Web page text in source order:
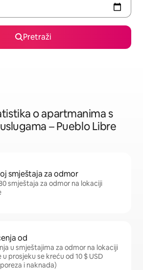
Pretraži
o apartmanima s
– Pueblo Libre
smještaja za odmor
smještaja za odmor na lokaciji
od
u smještajima za odmor na lokaciji
u prosjeku se kreću od 10 $ USD
i naknada)